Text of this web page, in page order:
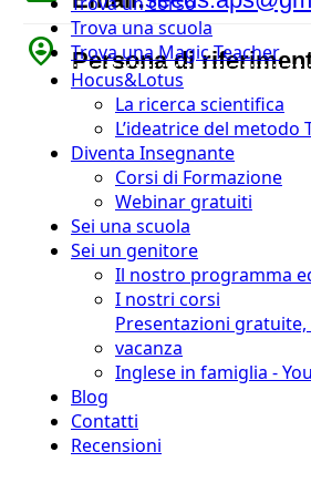
Trova una scuola
Trova una Magic Teacher
Hocus&Lotus
La ricerca scientifica
L’ideatrice del metodo
Diventa Insegnante
Corsi di Formazione
Webinar gratuiti
Sei una scuola
Sei un genitore
Il nostro programma
I nostri corsi
Presentazioni
vacanza
Inglese in famiglia -
Blog
Contatti
Recensioni
person_pin_circle Persona di